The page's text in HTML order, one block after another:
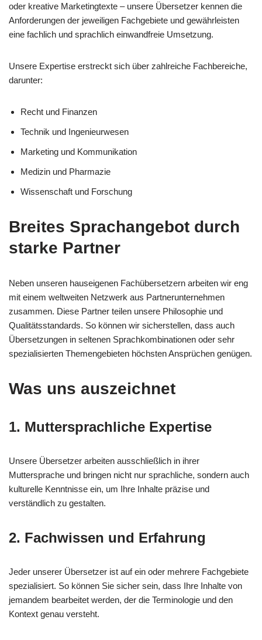
oder kreative Marketingtexte – unsere Übersetzer kennen die
Anforderungen der jeweiligen Fachgebiete und gewährleisten
eine fachlich und sprachlich einwandfreie Umsetzung.
Unsere Expertise erstreckt sich über zahlreiche Fachbereiche,
darunter:
Recht und Finanzen
Technik und Ingenieurwesen
Marketing und Kommunikation
Medizin und Pharmazie
Wissenschaft und Forschung
Breites Sprachangebot durch
starke Partner
Neben unseren hauseigenen Fachübersetzern arbeiten wir eng
mit einem weltweiten Netzwerk aus Partnerunternehmen
zusammen. Diese Partner teilen unsere Philosophie und
Qualitätsstandards. So können wir sicherstellen, dass auch
Übersetzungen in seltenen Sprachkombinationen oder sehr
spezialisierten Themengebieten höchsten Ansprüchen genügen.
Was uns auszeichnet
1. Muttersprachliche Expertise
Unsere Übersetzer arbeiten ausschließlich in ihrer
Muttersprache und bringen nicht nur sprachliche, sondern auch
kulturelle Kenntnisse ein, um Ihre Inhalte präzise und
verständlich zu gestalten.
2. Fachwissen und Erfahrung
Jeder unserer Übersetzer ist auf ein oder mehrere Fachgebiete
spezialisiert. So können Sie sicher sein, dass Ihre Inhalte von
jemandem bearbeitet werden, der die Terminologie und den
Kontext genau versteht.